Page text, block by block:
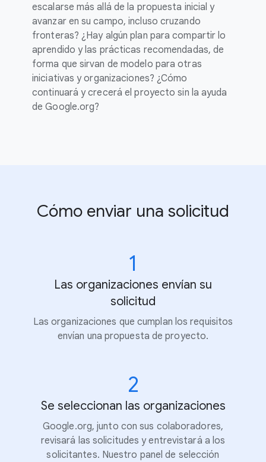
escalarse más allá de la propuesta inicial y
avanzar en su campo, incluso cruzando
fronteras? ¿Hay algún plan para compartir lo
aprendido y las prácticas recomendadas, de
forma que sirvan de modelo para otras
iniciativas y organizaciones? ¿Cómo
continuará y crecerá el proyecto sin la ayuda
de Google.org?
Cómo enviar una solicitud
1
Las organizaciones envían su
solicitud
Las organizaciones que cumplan los requisitos
envían una propuesta de proyecto.
2
Se seleccionan las organizaciones
Google.org, junto con sus colaboradores,
revisará las solicitudes y entrevistará a los
solicitantes. Nuestro panel de selección